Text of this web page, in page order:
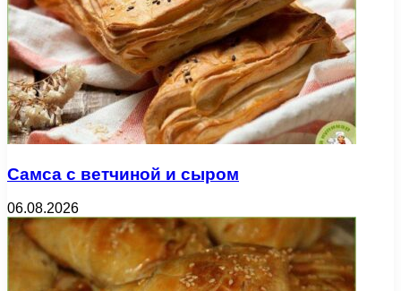
Самса с ветчиной и сыром
06.08.2026